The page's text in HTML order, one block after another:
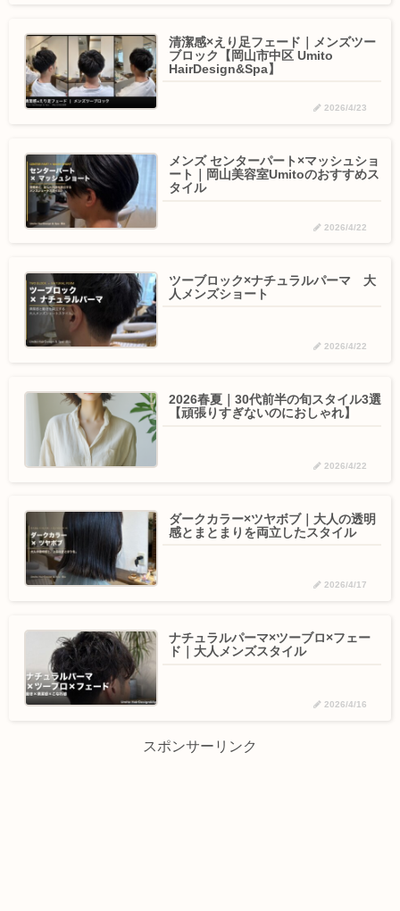
清潔感×えり足フェード｜メンズツー
ブロック【岡山市中区 Umito
HairDesign&Spa】
2026/4/23
メンズ センターパート×マッシュショ
ート｜岡山美容室Umitoのおすすめス
タイル
2026/4/22
ツーブロック×ナチュラルパーマ 大
人メンズショート
2026/4/22
2026春夏｜30代前半の旬スタイル3選
【頑張りすぎないのにおしゃれ】
2026/4/22
ダークカラー×ツヤボブ｜大人の透明
感とまとまりを両立したスタイル
2026/4/17
ナチュラルパーマ×ツーブロ×フェー
ド｜大人メンズスタイル
2026/4/16
スポンサーリンク